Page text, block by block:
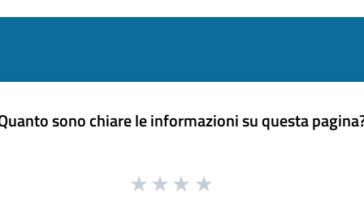
sono chiare le informazioni su questa